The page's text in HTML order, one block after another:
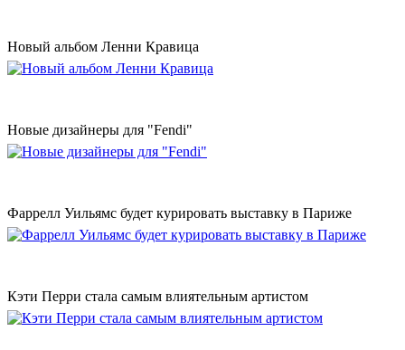
Новый альбом Ленни Кравица
Новые дизайнеры для "Fendi"
Фаррелл Уильямс будет курировать выставку в Париже
Кэти Перри стала самым влиятельным артистом